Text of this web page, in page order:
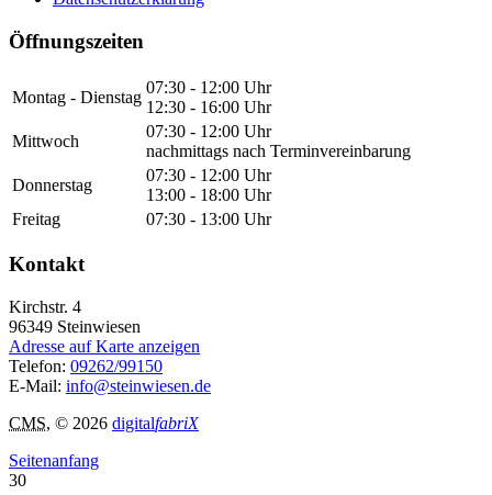
Öffnungszeiten
Montag - Dienstag
07:30 - 12:00 Uhr
12:30 - 16:00 Uhr
Mittwoch
07:30 - 12:00 Uhr
nachmittags nach Terminvereinbarung
Donnerstag
07:30 - 12:00 Uhr
13:00 - 18:00 Uhr
Freitag
07:30 - 13:00 Uhr
Kontakt
Kirchstr. 4
96349 Steinwiesen
Adresse auf Karte anzeigen
Telefon: 09262/99150
E-Mail: info@steinwiesen.de
CMS, © 2026 digitalfabriX
Seitenanfang
30